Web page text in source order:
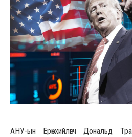
АНУ-ын Ерөнхийлөгч Дональд